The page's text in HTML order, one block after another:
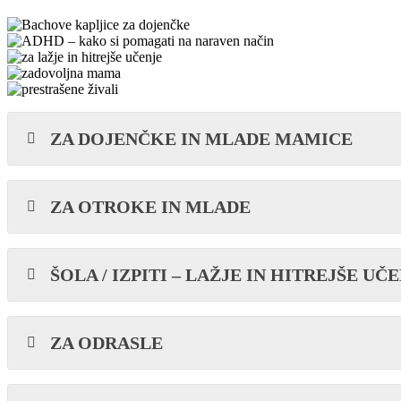
ZA DOJENČKE IN MLADE MAMICE
ZA OTROKE IN MLADE
ŠOLA / IZPITI – LAŽJE IN HITREJŠE
ZA ODRASLE